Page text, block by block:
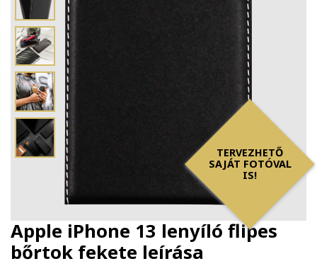
TERVEZHETŐ
SAJÁT FOTÓVAL
IS!
Apple iPhone 13 lenyíló flipes
bőrtok fekete leírása